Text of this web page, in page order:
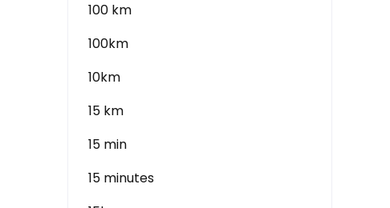
100 km
100km
10km
15 km
15 min
15 minutes